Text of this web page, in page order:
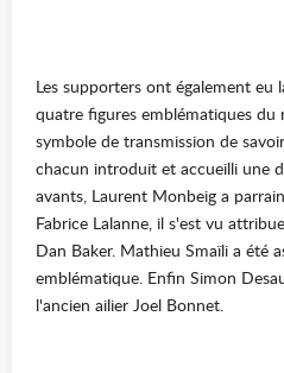
Les supporters ont également eu
quatre figures emblématiques
symbole de transmission de
chacun introduit et accueilli une
avants, Laurent Monbeig a
Fabrice Lalanne, il s'est vu
Dan Baker. Mathieu Smaïli a été
emblématique. Enfin Simon
l'ancien ailier Joel Bonnet.